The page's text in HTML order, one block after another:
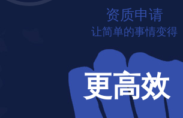
资质申请
让简单的事情变得
更高效